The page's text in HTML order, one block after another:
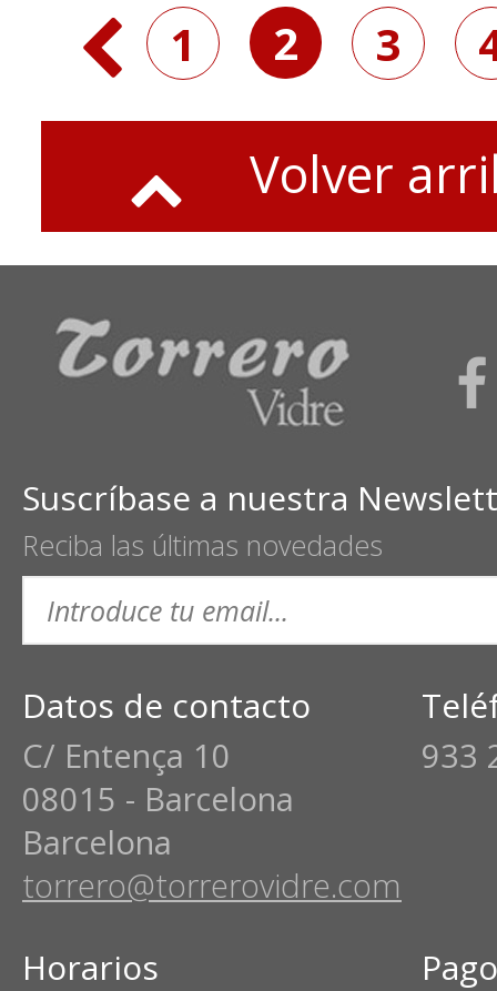
1 2 3
Volver
Suscríbase a nuestra
Reciba las últimas novedades
Datos de contacto
C/ Entença 10
08015 - Barcelona
Barcelona
torrero@torrerovidre.com
933
Horarios